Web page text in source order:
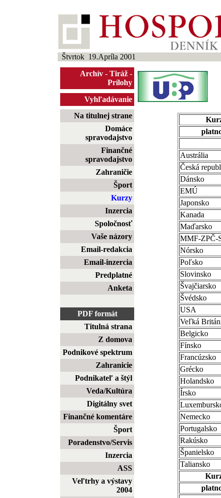
Štvrtok 19.Apríla 2001
Archív - Tiráž -
Prílohy
Vyhľadávanie
Na titulnej strane
Domáce
spravodajstvo
Finančné
spravodajstvo
Zahraničie
Šport
Kurzy
Inzercia
Spoločnosť
Vaše názory
Email-redakcia
Email-inzercia
Predplatné
Anketa
PDF formát
Titulná strana
Z domova
Podnikové spektrum
Zahranicie
Podnikateľ a štýl
Veda/Kultúra
Digitálny svet
Finančné komentáre
Šport
Poradenstvo/Servis
Inzercia
ASS
Veľtrhy a výstavy
2004
Austrália
Česká
Dánsko
EMÚ
Japonsko
Kanada
Maďarsko
MMF-ZPČ-
Nórsko
Poľsko
Slovinsko
Švajčiarsko
Švédsko
USA
Veľká
Belgicko
Fínsko
Francúzsko
Grécko
Holandsko
Írsko
Nemecko
Portugalsko
Rakúsko
Španielsko
Taliansko